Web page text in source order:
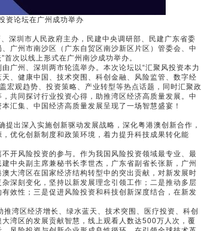
资论坛在广州成功举办
圳市人民政府主办，民建中央调研部、民建广东省委
广州市南沙区（广东自贸区南沙新区片区）管委会、中
次以线上形式在广州南沙成功举办。
州、深圳两市轮流举办。本次论坛以“汇聚风投资本力
、健康中国、技术突围、科创金融、风险监管、数字经
宏观趋势、投资策略、产业转型等热点话题，同时汇聚政
共同探讨行业投资心得，助推湾区经济高质量发展。中
汇集、中国经济高质量发展呈现了一场智慧盛宴！
深入实施创新驱动发展战略，深化粤港澳创新合作，
优化创新制度和政策环境，着力提升科技成果转化能
风险投资的参与。作为我国风险投资领域最专业、最
中央副主席兼秘书长李世杰，广东省副省长张新，广州
大湾区在国家经济结构转型中的突出贡献，对新发展时
深刻变化，坚持以新发展理念引领工作；二是推动多层
效性；三是促进风险投资和科技创新深度结合，在新发
区经济增长、绿水蓝天、技术突围、医疗投资、科创
湾区的发展贡献智慧，线上观看人数达500万人次，覆